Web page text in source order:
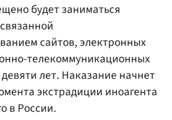
будет заниматься
сайтов, электронных
телекоммуникационных
лет. Наказание начнет
экстрадиции иноагента
в России.